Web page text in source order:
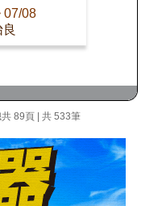
07/08
89頁 | 共 533筆